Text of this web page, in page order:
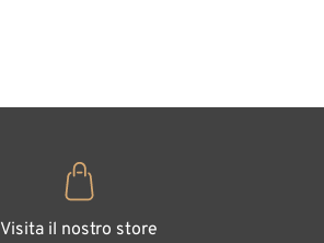
Visita il nostro store